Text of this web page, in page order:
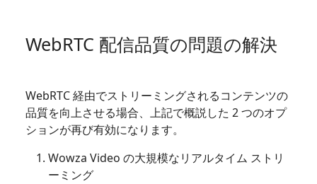
WebRTC 配信品質の問題の解決
WebRTC 経由でストリーミングされるコンテンツの
品質を向上させる場合、上記で概説した 2 つのオプ
ションが再び有効になります。
Wowza Video の大規模なリアルタイム ストリ
ーミング